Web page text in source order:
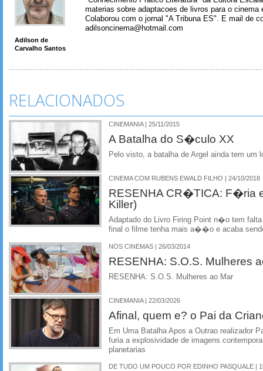
Adilson de
Carvalho Santos
materias sobre adaptacoes de livros para o cinema
Colaborou com o jornal "A Tribuna ES". E mail de
adilsoncinema@hotmail.com
RELACIONADOS
CINEMANIA | 25/11/2015
A Batalha do S�culo XX
Pelo visto, a batalha de Argel ainda tem um
CINEMA COM RUBENS EWALD FILHO | 24/10/2018
RESENHA CR�TICA: F�ria
Killer)
Adaptado do Livro Firing Point n�o tem
final o filme tenha mais a��o e acaba
NOS CINEMAS | 26/03/2014
RESENHA: S.O.S. Mulheres
RESENHA: S.O.S. Mulheres ao Mar
CINEMANIA | 22/03/2026
Afinal, quem e? o Pai da
Em Uma Batalha Apos a Outrao realizador
furia a explosividade de imagens
planetarias
DE TUDO UM POUCO POR EDINHO PASQUALE |